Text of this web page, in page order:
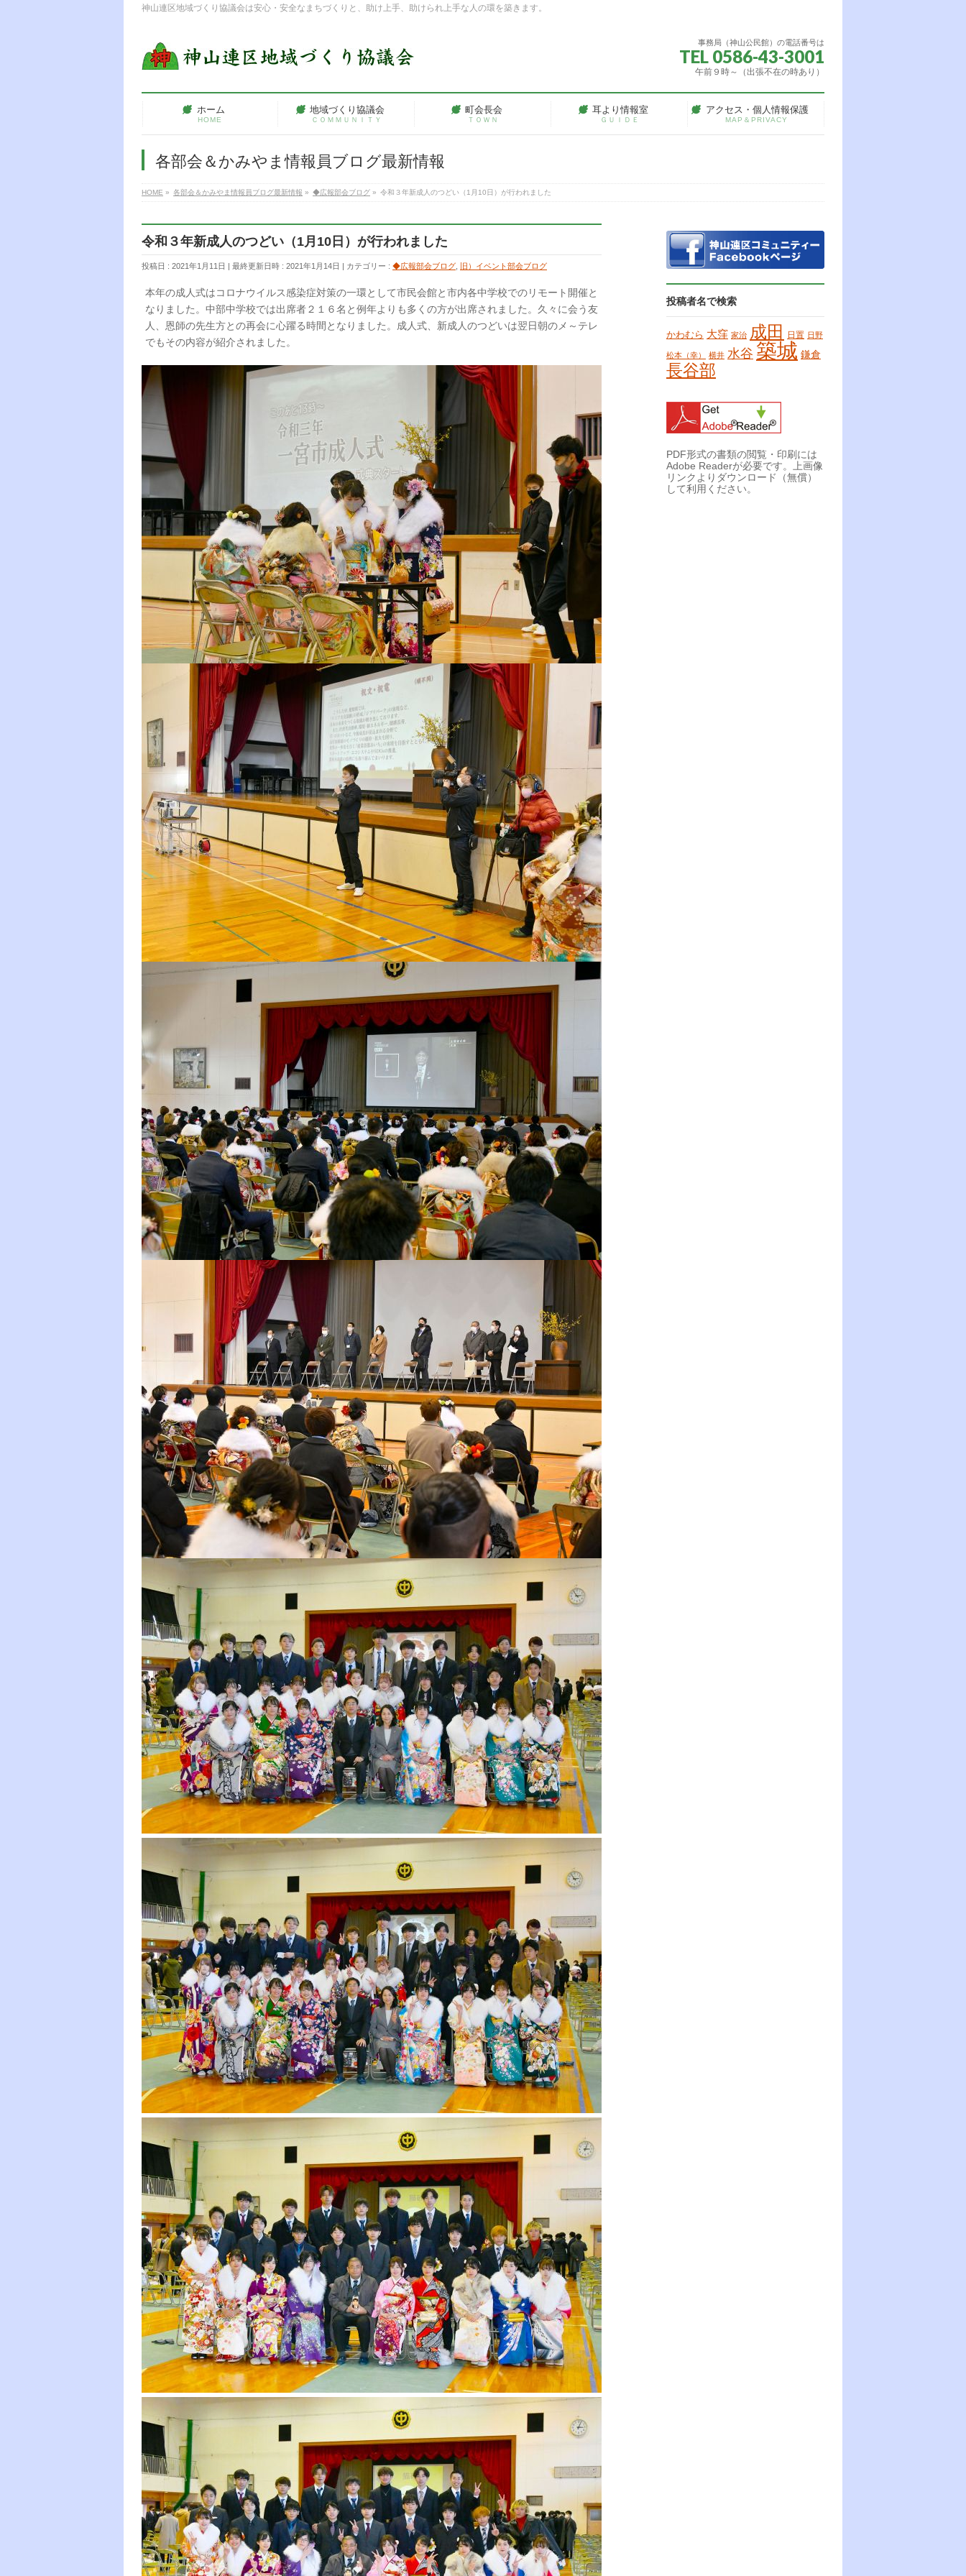
神山連区地域づくり協議会は安心・安全なまちづくりと、助け上手、助けられ上手な人の環を築きます。
事務局（神山公民館）の電話番号は
TEL 0586-43-3001
午前９時～（出張不在の時あり）
ホーム
HOME
地域づくり協議会
ＣＯＭＭＵＮＩＴＹ
町会長会
ＴＯＷＮ
耳より情報室
ＧＵＩＤＥ
アクセス・個人情報保護
MAP＆PRIVACY
各部会＆かみやま情報員ブログ最新情報
HOME » 各部会＆かみやま情報員ブログ最新情報 » ◆広報部会ブログ » 令和３年新成人のつどい（1月10日）が行われました
令和３年新成人のつどい（1月10日）が行われました
投稿日 : 2021年1月11日 最終更新日時 : 2021年1月14日 カテゴリー : ◆広報部会ブログ 旧）イベント部会ブログ
本年の成人式はコロナウイルス感染症対策の一環として市民会館と市内各中学校でのリモート開催と
なりました。中部中学校では出席者２１６名と例年よりも多くの方が出席されました。久々に会う友
人、恩師の先生方との再会に心躍る時間となりました。成人式、新成人のつどいは翌日朝のメ～テレ
でもその内容が紹介されました。
投稿者名で検索
かわむら 大窪 家治 成田 日置 日野
松本（幸） 横井 水谷 築城 鎌倉
長谷部
PDF形式の書類の閲覧・印刷には
Adobe Readerが必要です。上画像
リンクよりダウンロード（無償）
して利用ください。